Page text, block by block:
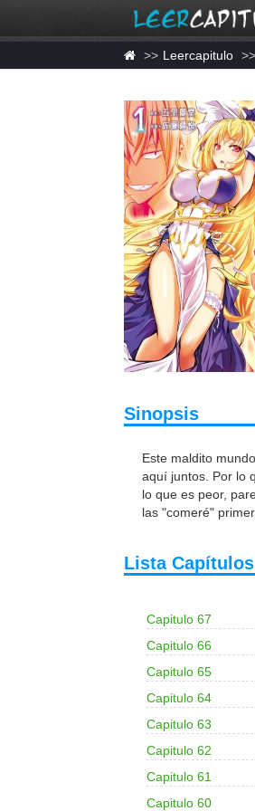
Leercapitulo
Sinopsis
Este maldito
aquí juntos. Por lo
lo que es peor,
las "comeré"
Lista Capítulos
Capitulo 67
Capitulo 66
Capitulo 65
Capitulo 64
Capitulo 63
Capitulo 62
Capitulo 61
Capitulo 60